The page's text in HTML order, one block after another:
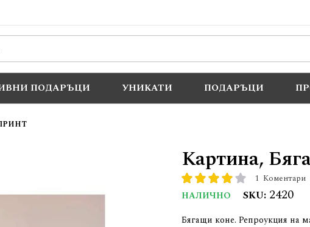
ПОДАРЪЦИ УНИКАТИ ПОДАРЪЦИ
Картина,
рейтинг: 1 Коментари
НАЛИЧНО SKU 2420
Бягащи коне. Репроукция на